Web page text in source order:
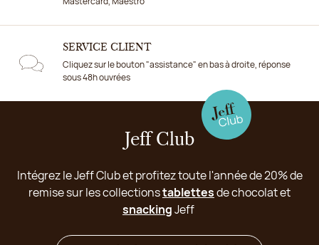
SERVICE CLIENT
Cliquez sur le bouton "assistance" en bas à droite, réponse
sous 48h ouvrées
Jeff Club
Intégrez le Jeff Club et profitez toute l'année de 20% de
remise sur les collectionstablettesde chocolat et
snackingJeff